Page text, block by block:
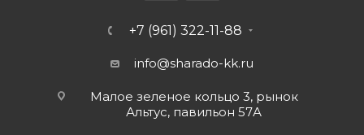
+7 (961) 322-11-88
info@sharado-kk.ru
Малое зеленое кольцо 3, рынок
Альтус, павильон 57А